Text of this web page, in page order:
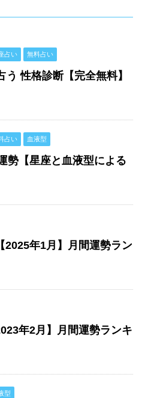
占い 無料占い
う 性格診断【完全無料】
占い 血液型
勢【星座と血液型による
2025年1月】月間運勢ラン
年2月】月間運勢ランキ
型